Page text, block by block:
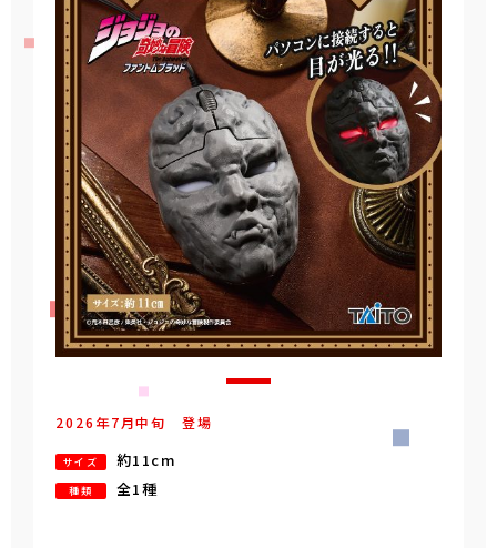
2026年7月中旬 登場
サイズ 約11cm
種類 全1種